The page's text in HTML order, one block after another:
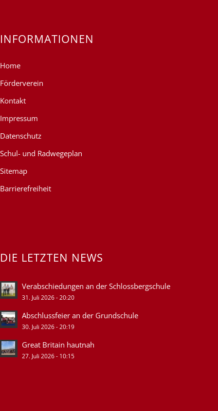
INFORMATIONEN
Home
Förderverein
Kontakt
Impressum
Datenschutz
Schul- und Radwegeplan
Sitemap
Barrierefreiheit
DIE LETZTEN NEWS
Verabschiedungen an der Schlossbergschule
31. Juli 2026 - 20:20
Abschlussfeier an der Grundschule
30. Juli 2026 - 20:19
Great Britain hautnah
27. Juli 2026 - 10:15